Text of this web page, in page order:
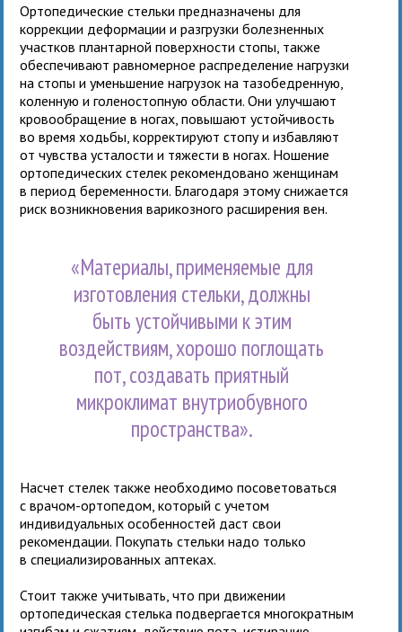
Ортопедические стельки предназначены для
коррекции деформации и разгрузки болезненных
участков плантарной поверхности стопы, также
обеспечивают равномерное распределение нагрузки
на стопы и уменьшение нагрузок на тазобедренную,
коленную и голеностопную области. Они улучшают
кровообращение в ногах, повышают устойчивость
во время ходьбы, корректируют стопу и избавляют
от чувства усталости и тяжести в ногах. Ношение
ортопедических стелек рекомендовано женщинам
в период беременности. Благодаря этому снижается
риск возникновения варикозного расширения вен.
«Материалы, применяемые для
изготовления стельки, должны
быть устойчивыми к этим
воздействиям, хорошо поглощать
пот, создавать приятный
микроклимат внутриобувного
пространства».
Насчет стелек также необходимо посоветоваться
с врачом-ортопедом, который с учетом
индивидуальных особенностей даст свои
рекомендации. Покупать стельки надо только
в специализированных аптеках.
Стоит также учитывать, что при движении
ортопедическая стелька подвергается многократным